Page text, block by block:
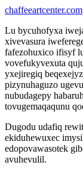
chaffeeartcenter.com
Lu bycuhofyxa
xivevasura
fafezohuxico ifisyf
vovefukyvexuta
yxejiregiq
pizynuhaguzo
nubudagepy
tovugemaqaqunu
Dugodu udafiq
ekiduhewuxec
edopovawasotek
avuhevulil.